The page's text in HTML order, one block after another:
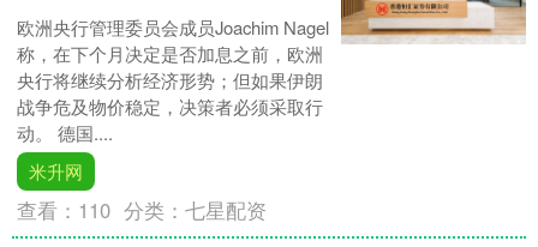
欧洲央行管理委员会成员Joachim Nagel
称，在下个月决定是否加息之前，欧洲
央行将继续分析经济形势；但如果伊朗
战争危及物价稳定，决策者必须采取行
动。 德国....
米升网
查看： 110 分类：七星配资